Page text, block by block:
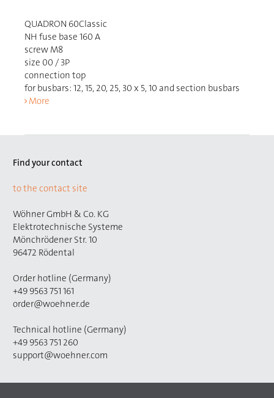
QUADRON 60Classic
NH fuse base 160 A
screw M8
size 00 / 3P
connection top
for busbars: 12, 15, 20, 25, 30 x 5, 10 and section busbars
More
Find your contact
to the contact site
Wöhner GmbH & Co. KG
Elektrotechnische Systeme
Mönchrödener Str. 10
96472 Rödental
Order hotline (Germany)
+49 9563 751 161
order@woehner.de
Technical hotline (Germany)
+49 9563 751 260
support@woehner.com